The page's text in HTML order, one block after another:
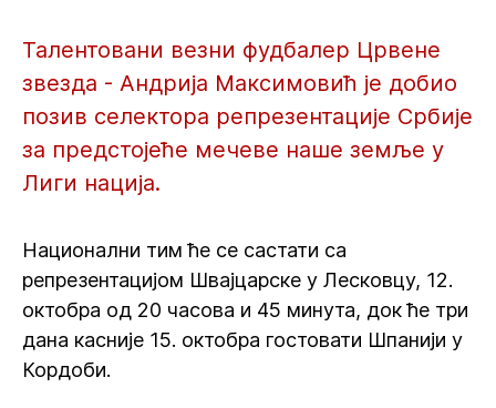
Талентовани везни фудбалер Црвене
звезда - Андрија Максимовић је добио
позив селектора репрезентације Србије
за предстојеће мечеве наше земље у
Лиги нација.
Национални тим ће се састати са
репрезентацијом Швајцарске у Лесковцу, 12.
октобра од 20 часова и 45 минута, док ће три
дана касније 15. октобра гостовати Шпанији у
Кордоби.